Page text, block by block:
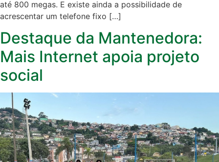
até 800 megas. E existe ainda a possibilidade de
acrescentar um telefone fixo […]
Destaque da Mantenedora:
Mais Internet apoia projeto
social